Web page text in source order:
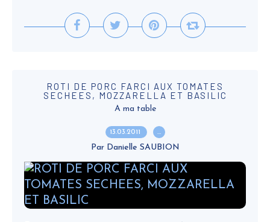
ROTI DE PORC FARCI AUX TOMATES
SECHEES, MOZZARELLA ET BASILIC
A ma table
13.03.2011 …
Par Danielle SAUBION